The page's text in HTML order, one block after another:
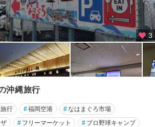
3
沖縄旅行
行 #福岡空港 #なはまぐろ市場
# フリーマーケット # プロ野球キャンプ